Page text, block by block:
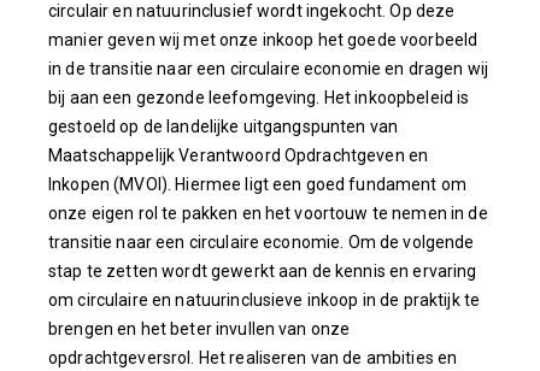
circulair en natuurinclusief wordt ingekocht. Op deze
manier geven wij met onze inkoop het goede voorbeeld
in de transitie naar een circulaire economie en dragen wij
bij aan een gezonde leefomgeving. Het inkoopbeleid is
gestoeld op de landelijke uitgangspunten van
Maatschappelijk Verantwoord Opdrachtgeven en
Inkopen (MVOI). Hiermee ligt een goed fundament om
onze eigen rol te pakken en het voortouw te nemen in de
transitie naar een circulaire economie. Om de volgende
stap te zetten wordt gewerkt aan de kennis en ervaring
om circulaire en natuurinclusieve inkoop in de praktijk te
brengen en het beter invullen van onze
opdrachtgeversrol. Het realiseren van de ambities en